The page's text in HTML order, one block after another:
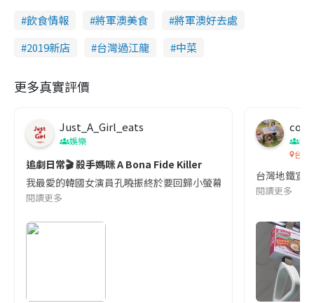
飲食情報 將軍澳美食
將軍澳好去處
2019新店
台灣過江龍 中菜
更多真實評價
Just_A_Girl_eats
娛樂
追劇日常🎬 殺手媽咪 A Bona Fide Killer
我最愛的韓國女演員孔曉振終於要回歸小螢幕啦!這次的劇本改編
閱讀更多
co
吹
台灣
台灣地鐵宣
閱讀更多